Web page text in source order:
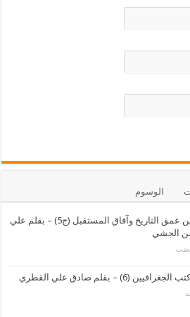
الوسوم
الصين… بين عمق التاريخ وآفاق المستقبل (ج5) – بقلم علي
الجشي
(6) – بقلم صادق علي القطري